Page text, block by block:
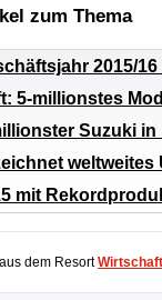
zum Thema
2015/
5-millionstes
Suzuki
weltweites
mit
dem ResortWirtschaft